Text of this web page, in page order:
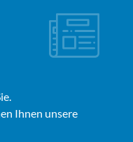
Ihnen unsere